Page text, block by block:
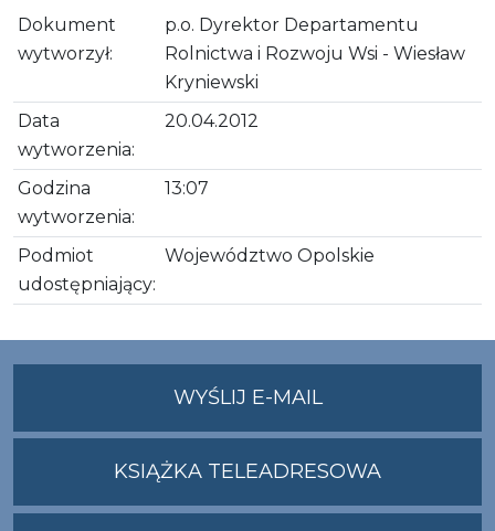
Dokument
wytworzył:
p.o. Dyrektor Departamentu
Rolnictwa i Rozwoju Wsi - Wiesław
Kryniewski
Data
wytworzenia:
20.04.2012
Godzina
wytworzenia:
13:07
Podmiot
udostępniający:
Województwo Opolskie
WYŚLIJ E-MAILNA
ADRES
KSIĄŻKA TELEADRESOWA